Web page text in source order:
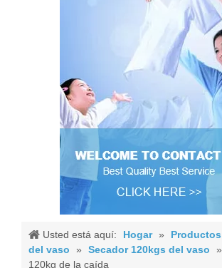
Usted está aquí: Hogar » Productos
del vaso
» Secador 120kgs del vaso »
120kg de la caída